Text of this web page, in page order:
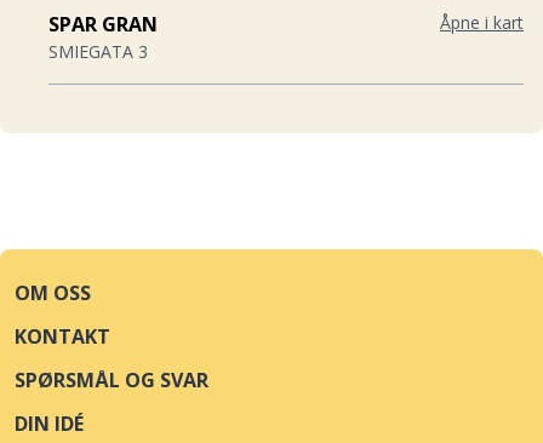
SPAR GRAN
SMIEGATA 3
Åpne i kart
LERØY MAT
TORGALLMENNINGEN 8
STØLEGATEN 15A
OM OSS
KONTAKT
SPØRSMÅL OG SVAR
DIN IDÉ